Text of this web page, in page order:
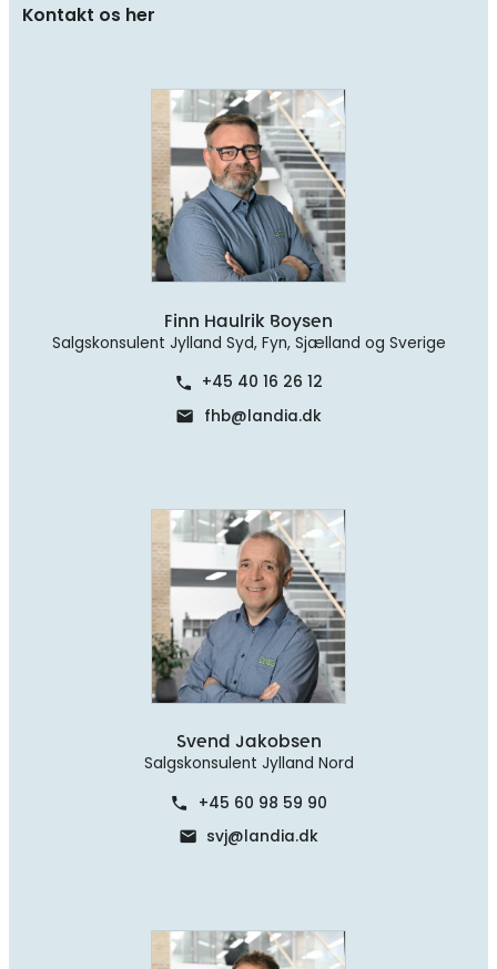
Kontakt os her
Finn Haulrik Boysen
Salgskonsulent Jylland Syd, Fyn, Sjælland og Sverige
phone +45 40 16 26 12
mail fhb@landia.dk
Svend Jakobsen
Salgskonsulent Jylland Nord
phone +45 60 98 59 90
mail svj@landia.dk